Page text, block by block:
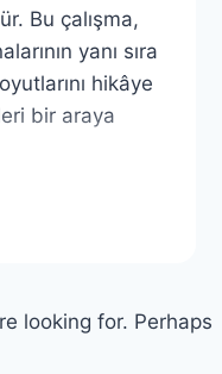
Bu çalışma,
yanı sıra
hikâye
bir araya
dil ve fıkıh
nasıl
Hakkı Bursevî
looking for. Perhaps